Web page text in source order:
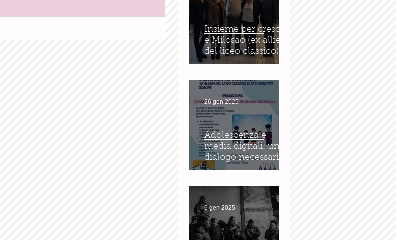
Insieme per crescere
e Milosao (ex allievi
del liceo classico): in
sinergia per
Adolescenza e
media digitali: un
dialogo necessario
26 gen 2025
6 gen 2025